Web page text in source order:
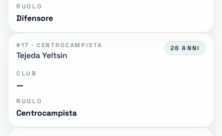
RUOLO
Difensore
#17 · CENTROCAMPISTA
Tejeda Yeltsin
26 ANNI
CLUB
—
RUOLO
Centrocampista